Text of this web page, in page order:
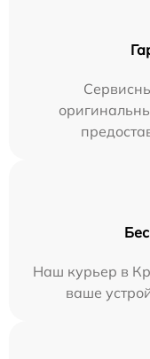
Наш курьер в
ваше